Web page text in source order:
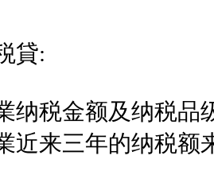
貸:
纳税金额及纳税品
近来三年的纳税额